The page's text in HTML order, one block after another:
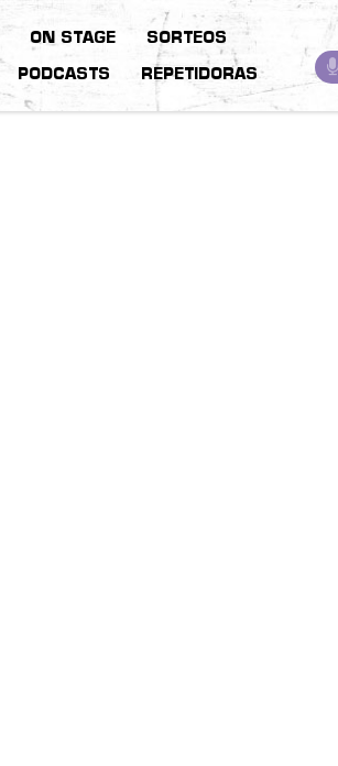
ON STAGE SORTEOS
PODCASTS REPETIDORAS